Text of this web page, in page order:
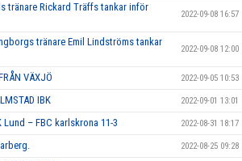
tränare Rickard Träffs tankar inför
2022-09-08 16:57
tränare Emil Lindströms tankar
2022-09-08 12:00
VÄXJÖ 2022-09-05 10:53
IBK 2022-09-01 13:01
Lund – FBC karlskrona 11-3 2022-08-31 18:17
2022-08-25 09:28